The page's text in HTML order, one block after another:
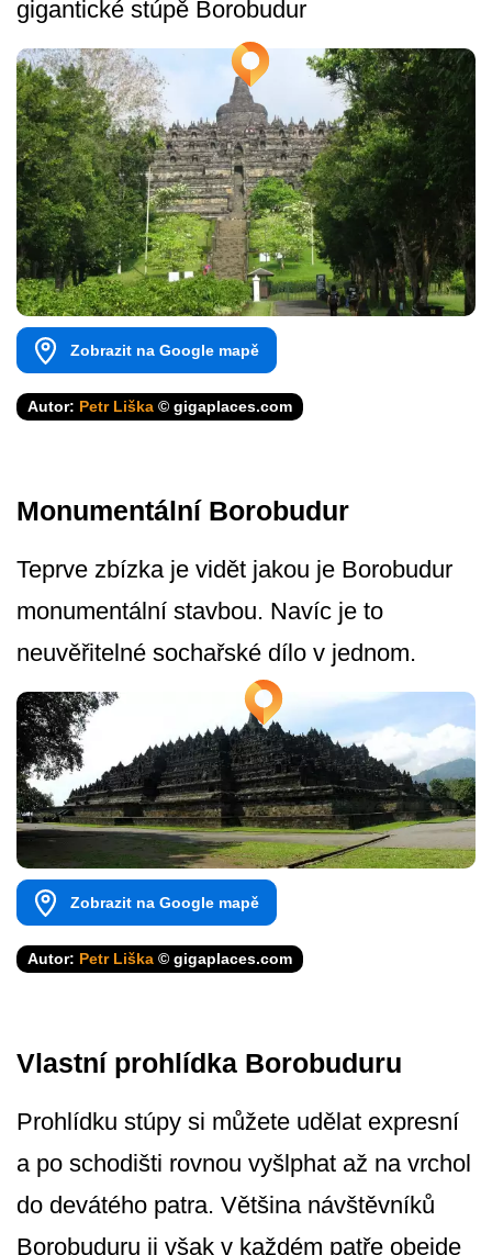
gigantické stúpě Borobudur
Zobrazit na Google mapě
Autor: Petr Liška © gigaplaces.com
Monumentální Borobudur
Teprve zbízka je vidět jakou je Borobudur
monumentální stavbou. Navíc je to
neuvěřitelné sochařské dílo v jednom.
Zobrazit na Google mapě
Autor: Petr Liška © gigaplaces.com
Vlastní prohlídka Borobuduru
Prohlídku stúpy si můžete udělat expresní
a po schodišti rovnou vyšlphat až na vrchol
do devátého patra. Většina návštěvníků
Borobuduru ji však v každém patře obejde